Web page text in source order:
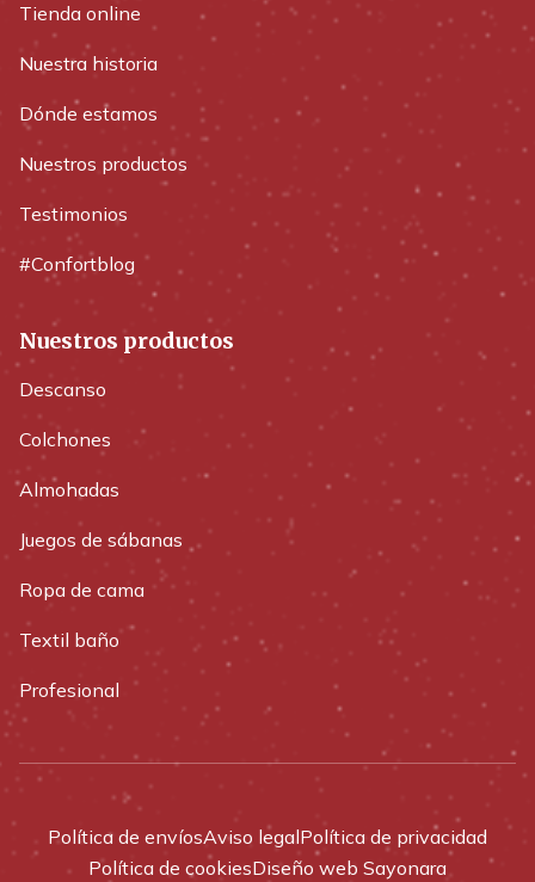
Tienda online
Nuestra historia
Dónde estamos
Nuestros productos
Testimonios
#Confortblog
Nuestros productos
Descanso
Colchones
Almohadas
Juegos de sábanas
Ropa de cama
Textil baño
Profesional
Política de envíosAviso legalPolítica de privacidad
Política de cookiesDiseño web Sayonara